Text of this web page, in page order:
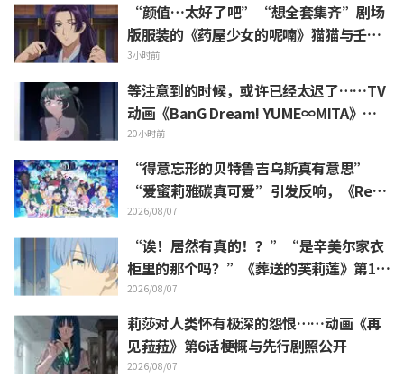
“颜值…太好了吧”“想全套集齐”剧场
版服装的《药屋少女的呢喃》猫猫与壬氏
精细手办立体化
3小时前
等注意到的时候，或许已经太迟了……TV
动画《BanG Dream! YUME∞MITA》第8
集剧照与梗概公开
20小时前
“得意忘形的贝特鲁吉乌斯真有意思”
“爱蜜莉雅碳真可爱”引发反响，《ReZe
ro》动画10周年纪念活动视觉图解禁
2026/08/07
“诶！居然有真的！？”“是辛美尔家衣
柜里的那个吗？”《葬送的芙莉莲》第1集
中出现的“暗黑龙的角”公开引发粉丝惊
叹
2026/08/07
莉莎对人类怀有极深的怨恨……动画《再
见菈菈》第6话梗概与先行剧照公开
2026/08/07